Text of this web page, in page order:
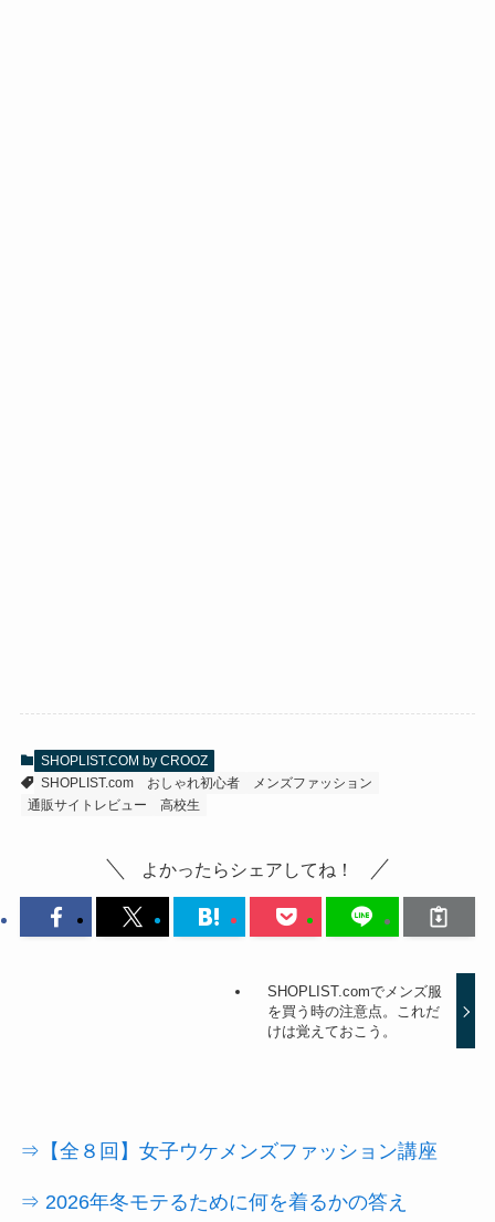
SHOPLIST.COM by CROOZ
SHOPLIST.com
おしゃれ初心者
メンズファッション
通販サイトレビュー
高校生
よかったらシェアしてね！
SHOPLIST.comでメンズ服
を買う時の注意点。これだ
けは覚えておこう。
⇒【全８回】女子ウケメンズファッション講座
⇒ 2026年冬モテるために何を着るかの答え